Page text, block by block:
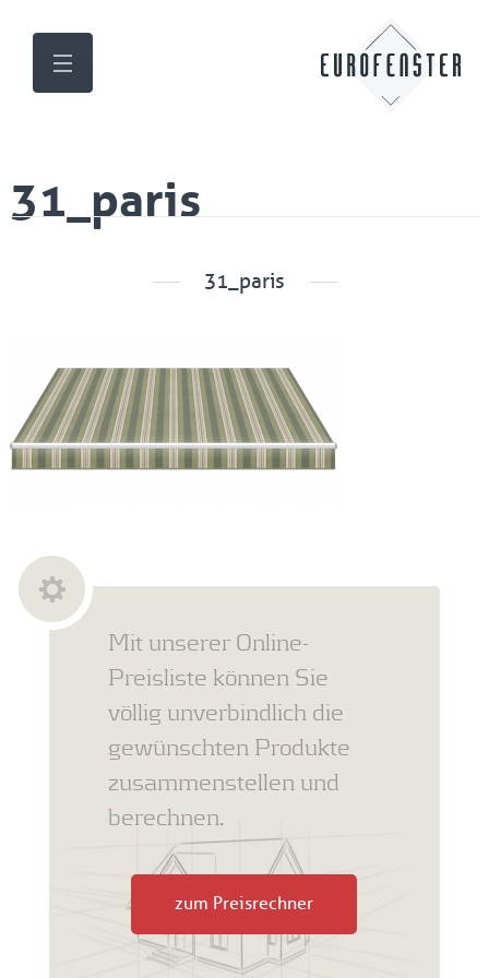
31_paris
31_paris
Mit unserer Online-
Preisliste können Sie
völlig unverbindlich die
gewünschten Produkte
zusammenstellen und
berechnen.
zum Preisrechner